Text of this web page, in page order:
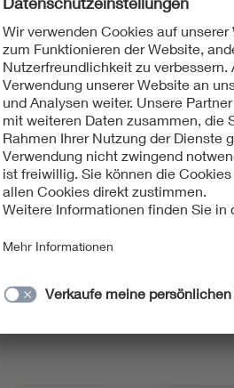
Mit unserem DKE
fassen wir die
berichten wir
informieren wir